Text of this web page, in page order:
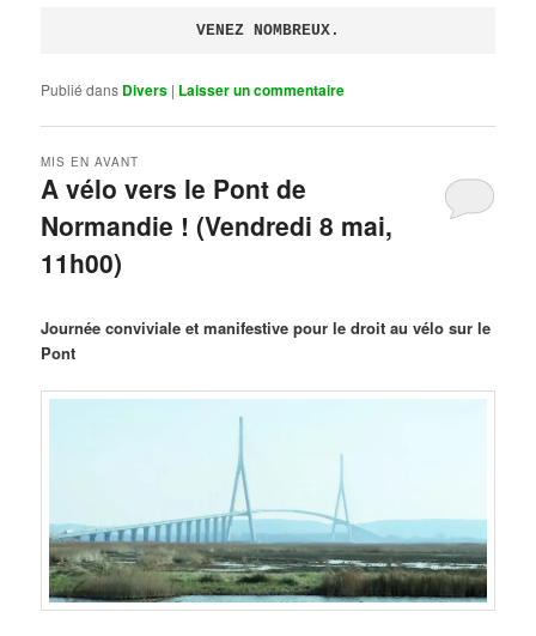
VENEZ NOMBREUX.
Publié dans Divers | Laisser un commentaire
A vélo vers le Pont de
Normandie ! (Vendredi 8 mai,
11h00)
MIS EN AVANT
Journée conviviale et manifestive pour le droit au vélo sur le
Pont